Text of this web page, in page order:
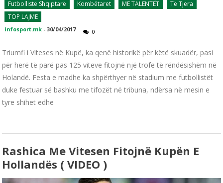
Futbollistë Shqiptarë Kombëtaret ME TALENTËT
Të Tjera
TOP LAJME
infosport.mk -30/04/2017 0
Triumfi i Viteses në Kupë, ka qenë historikë për këtë skuadër, pasi
për herë të parë pas 125 viteve fitojnë një trofe të rëndësishëm në
Holandë. Festa e madhe ka shpërthyer në stadium me futbollistët
duke festuar së bashku me tifozët në tribuna, ndërsa në mesin e
tyre shihet edhe
Rashica Me Vitesen Fitojnë Kupën E
Hollandës ( VIDEO )